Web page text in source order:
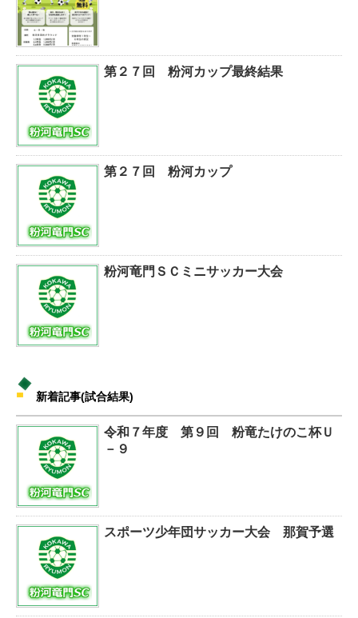
第２７回 粉河カップ最終結果
第２７回 粉河カップ
粉河竜門ＳＣミニサッカー大会
新着記事(試合結果)
令和７年度 第９回 粉竜たけのこ杯Ｕ
－９
スポーツ少年団サッカー大会 那賀予選